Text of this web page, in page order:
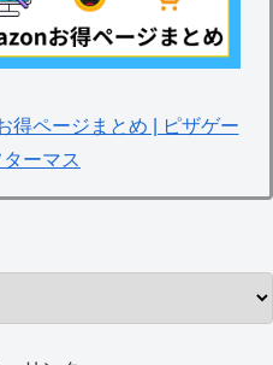
得ページまとめ | ピザゲー
ーマス